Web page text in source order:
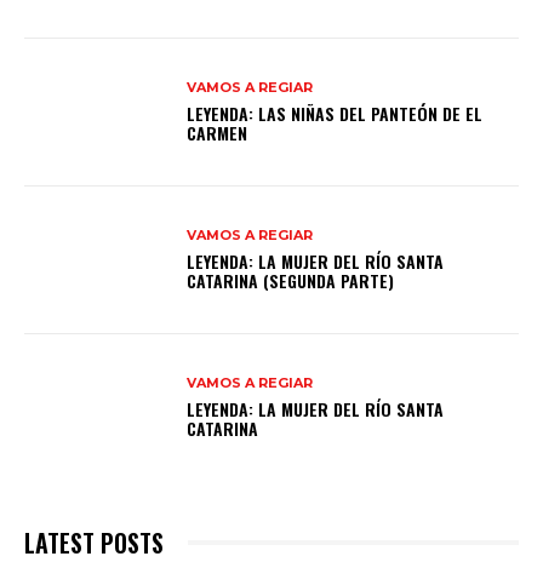
VAMOS A REGIAR
LEYENDA: LAS NIÑAS DEL PANTEÓN DE EL
CARMEN
VAMOS A REGIAR
LEYENDA: LA MUJER DEL RÍO SANTA
CATARINA (SEGUNDA PARTE)
VAMOS A REGIAR
LEYENDA: LA MUJER DEL RÍO SANTA
CATARINA
LATEST POSTS